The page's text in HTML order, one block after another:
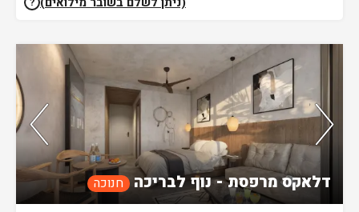
דלאקס מרפסת - נוף לבריכה חנוכה